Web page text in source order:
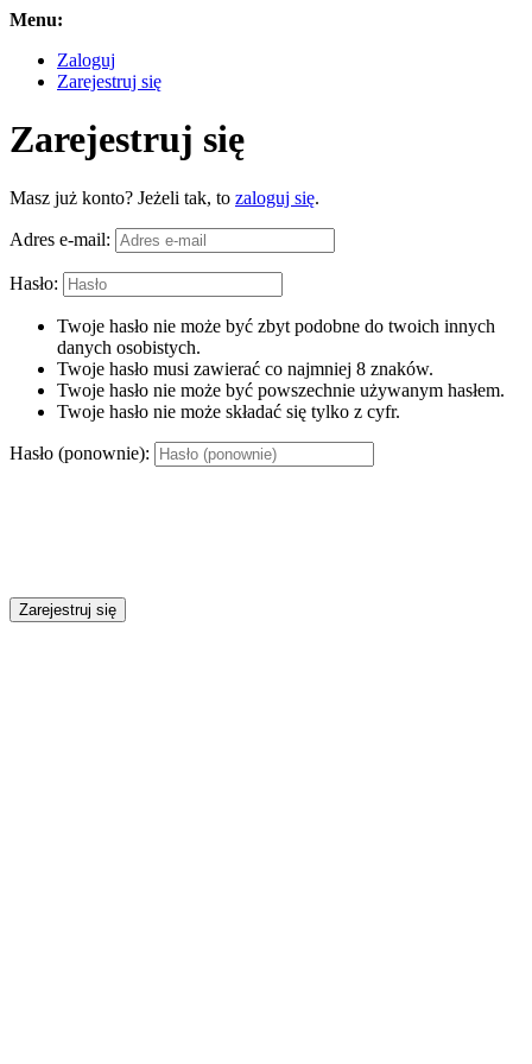
Menu:
Zaloguj
Zarejestruj się
Zarejestruj się
Masz już konto? Jeżeli tak, to zaloguj się.
Adres e-mail:
Hasło:
Twoje hasło nie może być zbyt podobne do twoich innych
danych osobistych.
Twoje hasło musi zawierać co najmniej 8 znaków.
Twoje hasło nie może być powszechnie używanym hasłem.
Twoje hasło nie może składać się tylko z cyfr.
Hasło (ponownie):
Zarejestruj się